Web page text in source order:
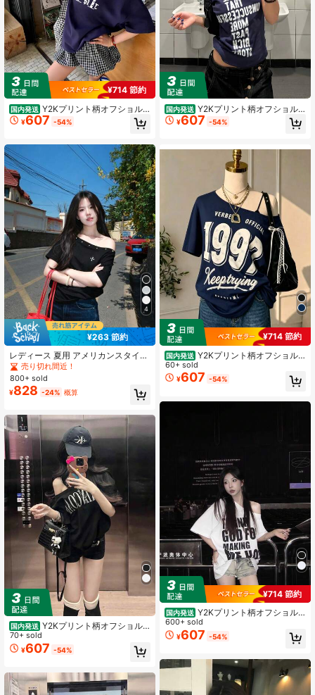
¥714 節約
国内発送 Y2Kプリント柄オフショル
ダー半袖Tシャツ（レディース）、夏
服、2026年新作、ファッショナブル
たりフィット、スリムに見せる、オ
フショルダー、セクシー、万能トッ
プス
¥607 -54%
4
¥263 節約
レディース 夏用 アメリカンスタイル
オフショルダー 半袖 ニットTシャツ
刺繍ディテール付き、かわいいカジ
ュアルトップス 通勤向け、レディー
ストップス ブラック
売り切れ間近！
800+ sold
¥828 -24% 概算
国内発送 Y2Kプリント柄オフショル
ダー半袖Tシャツ レディース 夏服 20
26年新作 ファッション インナー 外
着 ゆるめ 体型カバー オフショルダ
70+ sold
¥607 -54%
国内発送 Y2Kプリント柄オフショル
ダー半袖Tシャツ（レディース）、夏
服、2026年新作、ファッショナブル
たりフィット、スリムに見せる、オ
フショルダー、セクシー、万能トッ
¥607 -54%
¥714 節約
国内発送 Y2Kプリント柄オフショル
ダー半袖Tシャツ レディース 夏服 20
26年新作 ファッション インナー 外
着 ゆるめ 体型カバー オフショルダ
60+ sold
¥607 -54%
¥714 節約
国内発送 Y2Kプリント柄オフショル
ダー半袖Tシャツ レディース 夏服 20
26年新作 ファッション インナー 外
着 ゆるめ 体型カバー オフショルダ
600+ sold
¥607 -54%